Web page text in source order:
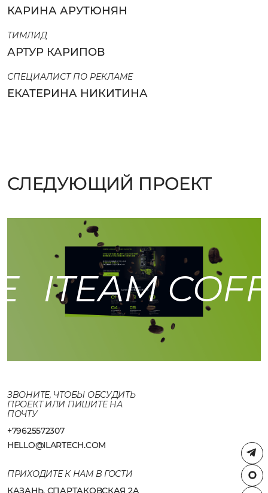
КАРИНА АРУТЮНЯН
ТИМЛИД
АРТУР КАРИПОВ
СПЕЦИАЛИСТ ПО РЕКЛАМЕ
ЕКАТЕРИНА НИКИТИНА
СЛЕДУЮЩИЙ ПРОЕКТ
ITEAM
ЗВОНИТЕ, ЧТОБЫ ОБСУДИТЬ
ПРОЕКТ ИЛИ ПИШИТЕ НА
ПОЧТУ
+79625572307
HELLO@ILARTECH.COM
ПРИХОДИТЕ К НАМ В ГОСТИ
КАЗАНЬ, СПАРТАКОВСКАЯ 2А